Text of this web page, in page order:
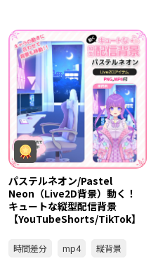
パステルネオン/Pastel
Neon（Live2D背景）動く！
キュートな縦型配信背景
【YouTubeShorts/TikTok】
時間差分 mp4
縦背景